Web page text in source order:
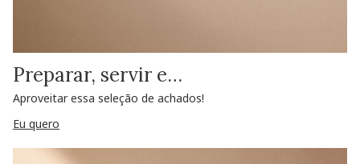
Preparar, servir e…
Aproveitar essa seleção de achados!
Eu quero